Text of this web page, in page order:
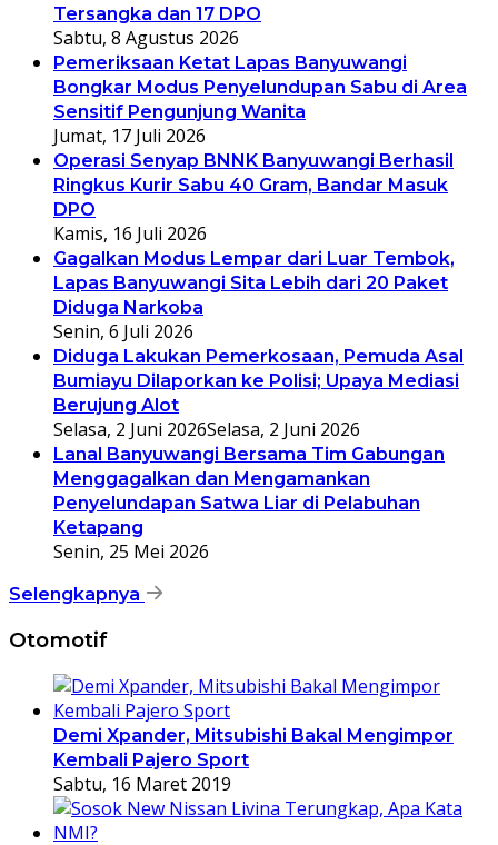
Tersangka dan 17 DPO
Sabtu, 8 Agustus 2026
Pemeriksaan Ketat Lapas Banyuwangi
Bongkar Modus Penyelundupan Sabu di Area
Sensitif Pengunjung Wanita
Jumat, 17 Juli 2026
Operasi Senyap BNNK Banyuwangi Berhasil
Ringkus Kurir Sabu 40 Gram, Bandar Masuk
DPO
Kamis, 16 Juli 2026
Gagalkan Modus Lempar dari Luar Tembok,
Lapas Banyuwangi Sita Lebih dari 20 Paket
Diduga Narkoba
Senin, 6 Juli 2026
Diduga Lakukan Pemerkosaan, Pemuda Asal
Bumiayu Dilaporkan ke Polisi; Upaya Mediasi
Berujung Alot
Selasa, 2 Juni 2026Selasa, 2 Juni 2026
Lanal Banyuwangi Bersama Tim Gabungan
Menggagalkan dan Mengamankan
Penyelundapan Satwa Liar di Pelabuhan
Ketapang
Senin, 25 Mei 2026
Selengkapnya
Otomotif
Demi Xpander, Mitsubishi Bakal Mengimpor
Kembali Pajero Sport
Sabtu, 16 Maret 2019